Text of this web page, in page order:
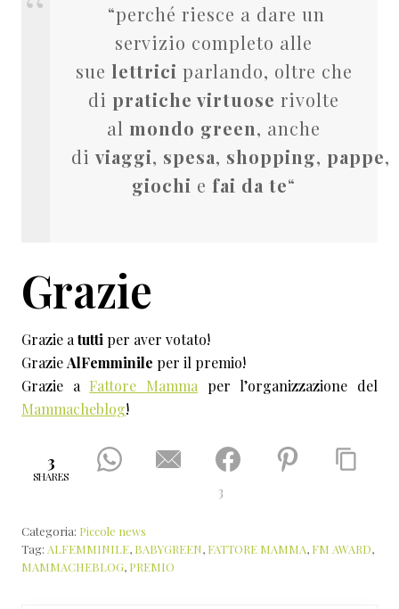
“perché riesce a dare un
servizio completo alle
sue lettrici parlando, oltre che
di pratiche virtuose rivolte
al mondo green, anche
di viaggi, spesa, shopping, pappe,
giochi e fai da te“
Grazie
Grazie atutti per aver votato!
GrazieAlFemminile per il premio!
Grazie a Fattore Mamma per l’organizzazione del
Mammacheblog!
3
SHARES
3
Categoria: Piccole news
Tag: ALFEMMINILE, BABYGREEN, FATTORE MAMMA, FM AWARD,
MAMMACHEBLOG, PREMIO